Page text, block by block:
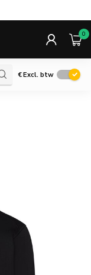
0
€Excl. btw